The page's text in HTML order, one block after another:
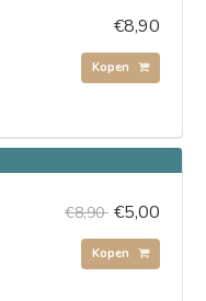
€8,90
Kopen
€8,90 €5,00
Kopen